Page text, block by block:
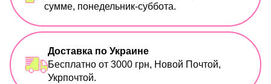
сумме, понедельник-суббота.
Доставка по Украине
Бесплатно от 3000 грн, Новой Почтой,
Укрпочтой.